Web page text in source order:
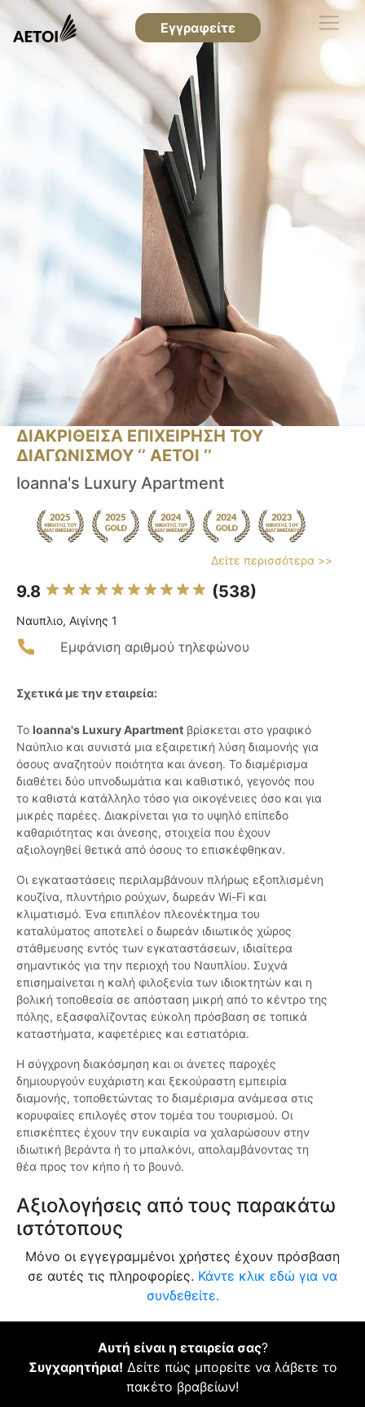
Εγγραφείτε
ΔΙΑΚΡΙΘΕΙΣΑ ΕΠΙΧΕΙΡΗΣΗ ΤΟΥ
ΔΙΑΓΩΝΙΣΜΟΥ ‘’ ΑΕΤΟΙ ‘’
Ioanna's Luxury Apartment
Δείτε περισσότερα >>
9.8 (538)
Ναυπλιο, Αιγίνης 1
Εμφάνιση αριθμού τηλεφώνου
Σχετικά με την εταιρεία:
Το Ioanna's Luxury Apartment βρίσκεται στο γραφικό
Ναύπλιο και συνιστά μια εξαιρετική λύση διαμονής για
όσους αναζητούν ποιότητα και άνεση. Το διαμέρισμα
διαθέτει δύο υπνοδωμάτια και καθιστικό, γεγονός που
το καθιστά κατάλληλο τόσο για οικογένειες όσο και για
μικρές παρέες. Διακρίνεται για το υψηλό επίπεδο
καθαριότητας και άνεσης, στοιχεία που έχουν
αξιολογηθεί θετικά από όσους το επισκέφθηκαν.
Οι εγκαταστάσεις περιλαμβάνουν πλήρως εξοπλισμένη
κουζίνα, πλυντήριο ρούχων, δωρεάν Wi-Fi και
κλιματισμό. Ένα επιπλέον πλεονέκτημα του
καταλύματος αποτελεί ο δωρεάν ιδιωτικός χώρος
στάθμευσης εντός των εγκαταστάσεων, ιδιαίτερα
σημαντικός για την περιοχή του Ναυπλίου. Συχνά
επισημαίνεται η καλή φιλοξενία των ιδιοκτητών και η
βολική τοποθεσία σε απόσταση μικρή από το κέντρο της
πόλης, εξασφαλίζοντας εύκολη πρόσβαση σε τοπικά
καταστήματα, καφετέριες και εστιατόρια.
Η σύγχρονη διακόσμηση και οι άνετες παροχές
δημιουργούν ευχάριστη και ξεκούραστη εμπειρία
διαμονής, τοποθετώντας το διαμέρισμα ανάμεσα στις
κορυφαίες επιλογές στον τομέα του τουρισμού. Οι
επισκέπτες έχουν την ευκαιρία να χαλαρώσουν στην
ιδιωτική βεράντα ή το μπαλκόνι, απολαμβάνοντας τη
θέα προς τον κήπο ή το βουνό.
Αξιολογήσεις από τους παρακάτω
ιστότοπους
Μόνο οι εγγεγραμμένοι χρήστες έχουν πρόσβαση
σε αυτές τις πληροφορίες. Κάντε κλικ εδώ για να
συνδεθείτε.
Αυτή είναι η εταιρεία σας?
Συγχαρητήρια! Δείτε πώς μπορείτε να λάβετε το
πακέτο βραβείων!